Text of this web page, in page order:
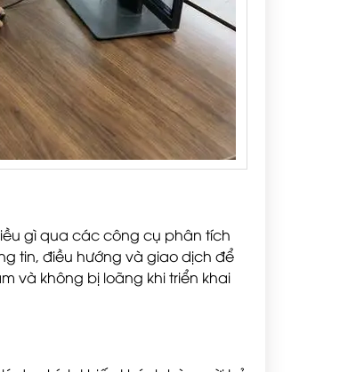
gì qua các công cụ phân tích
tin, điều hướng và giao dịch để
và không bị loãng khi triển khai